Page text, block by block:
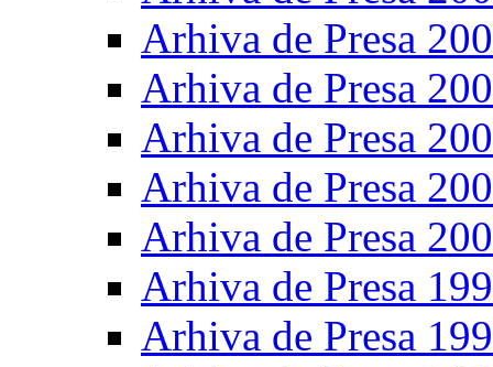
Arhiva de Presa
Arhiva de Presa
Arhiva de Presa
Arhiva de Presa
Arhiva de Presa
Arhiva de Presa
Arhiva de Presa